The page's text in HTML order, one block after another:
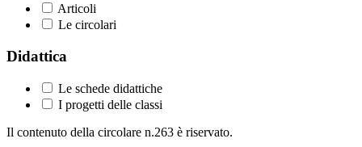
Articoli
Le circolari
Didattica
Le schede didattiche
I progetti delle classi
Il contenuto della circolare n.263 è riservato.